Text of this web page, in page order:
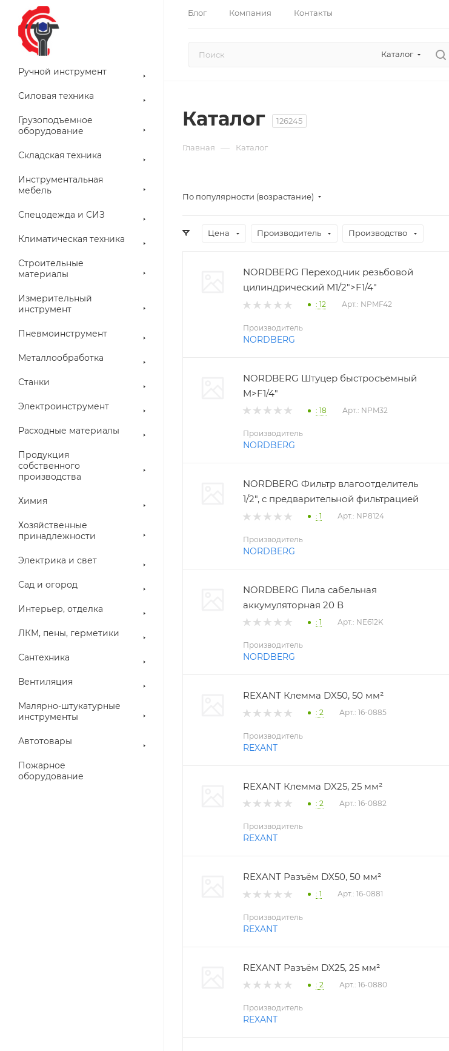
Блог Компания Контакты
Каталог
Ручной инструмент
Силовая техника
Грузоподъемное
оборудование
Складская техника
Инструментальная
мебель
Спецодежда и СИЗ
Климатическая техника
Строительные
материалы
Измерительный
инструмент
Пневмоинструмент
Металлообработка
Станки
Электроинструмент
Расходные материалы
Продукция
собственного
производства
Химия
Хозяйственные
принадлежности
Электрика и свет
Сад и огород
Интерьер, отделка
ЛКМ, пены, герметики
Сантехника
Вентиляция
Малярно-штукатурные
инструменты
Автотовары
Пожарное
оборудование
Каталог 126245
Главная — Каталог
По популярности (возрастание)
Цена Производитель Производство
NORDBERG Переходник резьбовой
цилиндрический M1/2">F1/4"
: 12 Арт.: NPMF42
Производитель
NORDBERG
NORDBERG Штуцер быстросъемный
M>F1/4"
: 18 Арт.: NPM32
Производитель
NORDBERG
NORDBERG Фильтр влагоотделитель
1/2", с предварительной фильтрацией
: 1 Арт.: NP8124
Производитель
NORDBERG
NORDBERG Пила сабельная
аккумуляторная 20 В
: 1 Арт.: NE612K
Производитель
NORDBERG
REXANT Клемма DX50, 50 мм²
: 2 Арт.: 16-0885
Производитель
REXANT
REXANT Клемма DX25, 25 мм²
: 2 Арт.: 16-0882
Производитель
REXANT
REXANT Разъём DX50, 50 мм²
: 1 Арт.: 16-0881
Производитель
REXANT
REXANT Разъём DX25, 25 мм²
: 2 Арт.: 16-0880
Производитель
REXANT